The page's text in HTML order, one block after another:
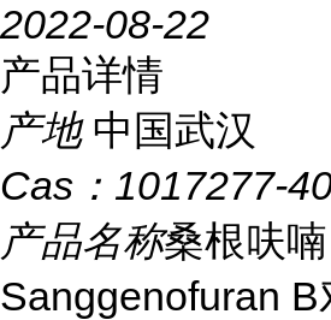
2022-08-22
产品详情
产地 中国武汉
Cas： 1017277-
产品名称桑根呋
Sanggenofuran B